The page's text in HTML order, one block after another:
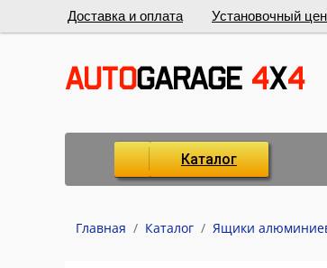
Доставка и оплата Установочный
Каталог
Главная / Каталог / Ящики